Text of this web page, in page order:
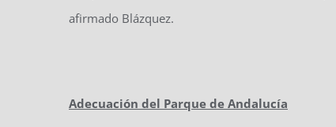
afirmado Blázquez.
Adecuación del Parque de Andalucía